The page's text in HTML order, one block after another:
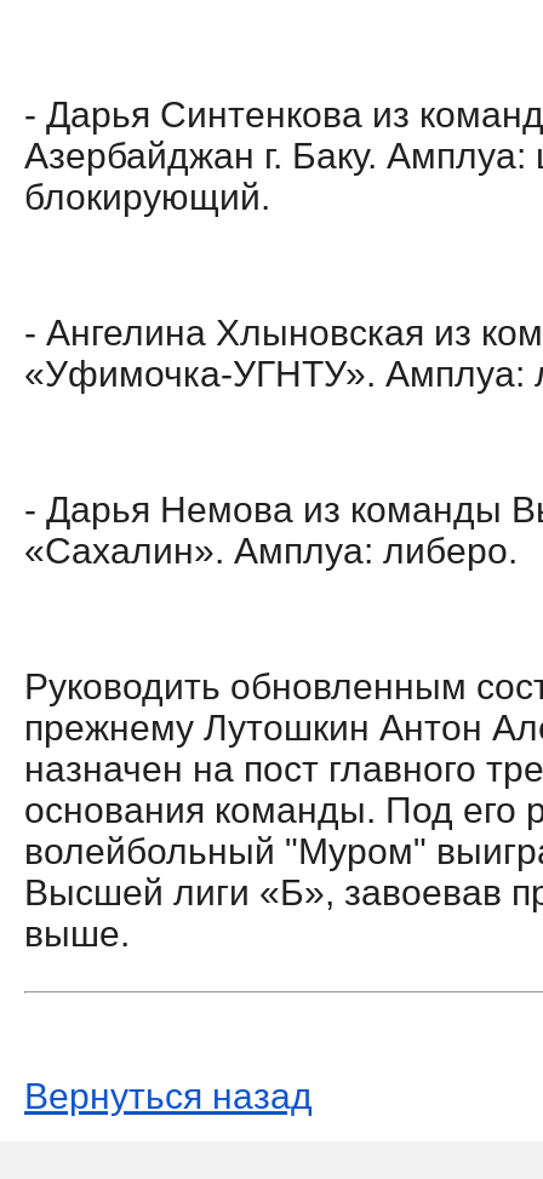
- Дарья Синтенкова из
Азербайджан г. Баку.
блокирующий.
- Ангелина Хлыновская из
«Уфимочка-УГНТУ». Амплуа:
- Дарья Немова из команды
«Сахалин». Амплуа: либеро.
Руководить обновленным
прежнему Лутошкин Антон
назначен на пост главного
основания команды. Под его
волейбольный "Муром"
Высшей лиги «Б», завоевав
выше.
Вернуться назад